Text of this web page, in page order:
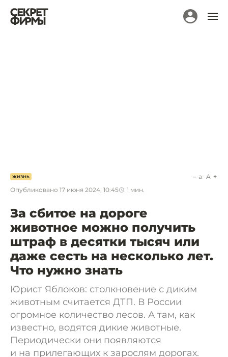
ЖИЗНЬ
Опубликовано 17 июня 2024, 10:45 1 мин.
a A
За сбитое на дороге
животное можно получить
штраф в десятки тысяч или
даже сесть на несколько лет.
Что нужно знать
Юрист Яблоков: столкновение с диким
животным считается ДТП. В России
огромное количество лесов. А там, как
известно, водятся дикие животные.
Периодически они появляются
и на прилегающих к зарослям дорогах.